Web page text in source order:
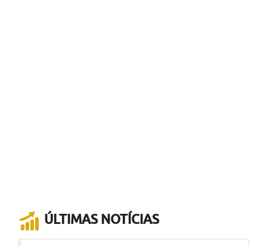
ÚLTIMAS NOTÍCIAS